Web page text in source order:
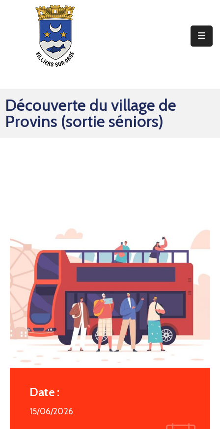
Mes
Sorties
Découverte du village de
Provins (sortie séniors)
Date :
15/06/2026